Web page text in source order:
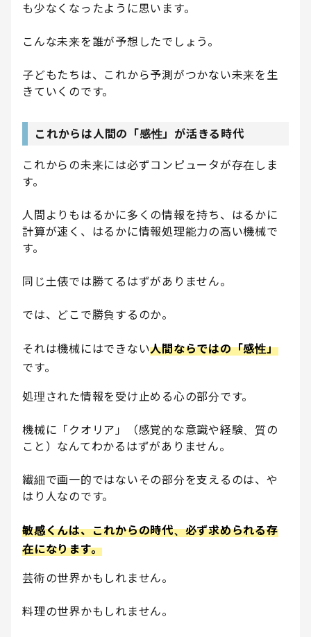
も少なくなったように思います。
こんな未来を誰が予想したでしょう。
子どもたちは、これから予測がつかない未来を生
きていくのです。
これからは人間の「感性」が活きる時代
これからの未来には必ずコンピュータが存在しま
す。
人間よりもはるかに多くの情報を持ち、はるかに
計算が速く、はるかに情報処理能力の高い機械で
す。
同じ土俵では勝てるはずがありません。
では、どこで勝負するのか。
それは機械にはできない人間ならではの「感性」
です。
処理された情報を受け止める心の部分です。
機械に「クオリア」（感覚的な意識や経験、質の
こと）なんてわかるはずがありません。
繊細で画一的ではないその部分を支えるのは、や
はり人なのです。
敏感くんは、これからの時代、必ず求められる存
在になります。
芸術の世界かもしれません。
料理の世界かもしれません。